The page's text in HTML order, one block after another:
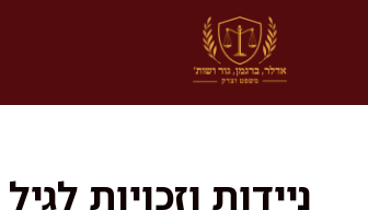
ניידות וזכויות